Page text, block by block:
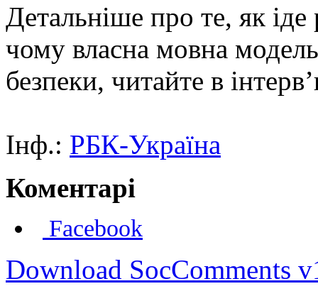
Детальніше про те, як
чому власна мовна
безпеки, читайте в
Інф.: РБК-Україна
Коментарі
Facebook
Download SocComments